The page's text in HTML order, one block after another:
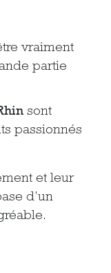
vraiment
partie
sont
passionnés
et leur
d’un